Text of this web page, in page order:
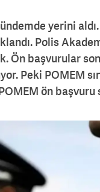
yerini
Polis
Ön başvurular
Peki POMEM
ön başvuru